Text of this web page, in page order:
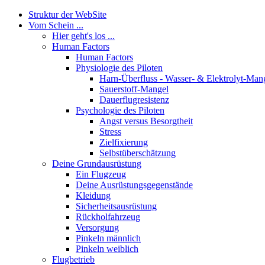
Struktur der WebSite
Vom Schein ...
Hier geht's los ...
Human Factors
Human Factors
Physiologie des Piloten
Harn-Überfluss - Wasser- & Elektrolyt-
Sauerstoff-Mangel
Dauerflugresistenz
Psychologie des Piloten
Angst versus Besorgtheit
Stress
Zielfixierung
Selbstüberschätzung
Deine Grundausrüstung
Ein Flugzeug
Deine Ausrüstungsgegenstände
Kleidung
Sicherheitsausrüstung
Rückholfahrzeug
Versorgung
Pinkeln männlich
Pinkeln weiblich
Flugbetrieb